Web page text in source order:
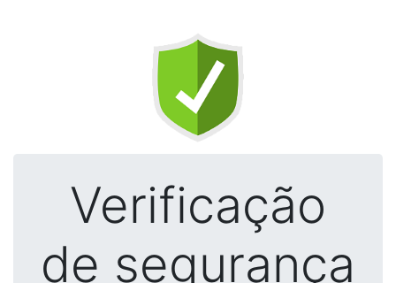
Verificação
de segurança